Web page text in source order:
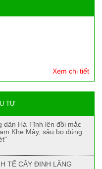
Xem chi tiết
TƯ
dân Hà Tĩnh lên đồi mắc
Khe Mây, sâu bọ đứng
TẾ CÂY ĐINH LĂNG